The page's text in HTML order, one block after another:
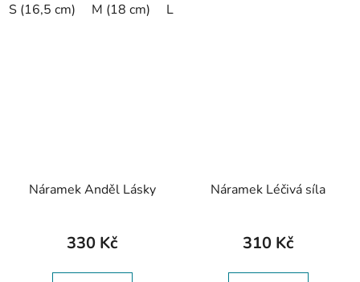
S (16,5 cm) M (18 cm) L (19,5 cm)
Náramek Anděl Lásky
330 Kč
Náramek Léčivá síla
310 Kč